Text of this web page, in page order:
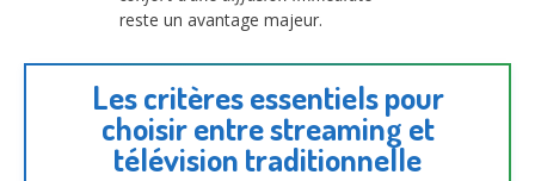
reste un avantage majeur.
Les critères essentiels pour
choisir entre streaming et
télévision traditionnelle